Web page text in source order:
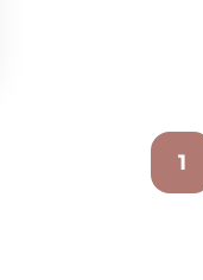
1